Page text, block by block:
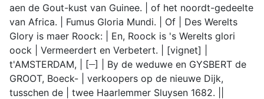
aen de Gout-kust van Guinee. | of het noordt-gedeelte
van Africa. | Fumus Gloria Mundi. | Of | Des Werelts
Glory is maer Roock: | En, Roock is 's Werelts glori
oock | Vermeerdert en Verbetert. | [vignet] |
t'AMSTERDAM, | [ ] | By de weduwe en GYSBERT de
GROOT, Boeck- | verkoopers op de nieuwe Dijk,
tusschen de | twee Haarlemmer Sluysen 1682. ||